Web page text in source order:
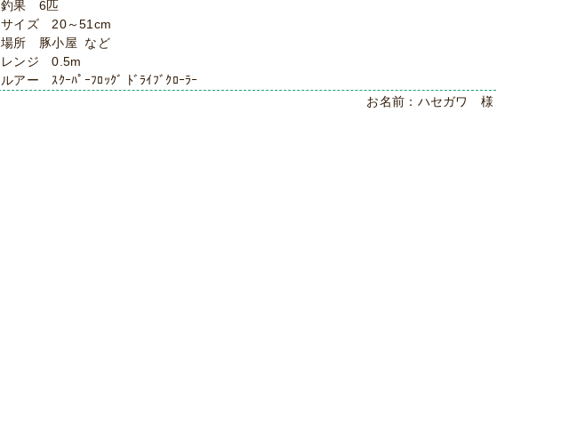
釣果 6匹
サイズ 20～51cm
場所 豚小屋 など
レンジ 0.5m
ルアー ｽｸｰﾊﾟｰﾌﾛｯｸﾞ ﾄﾞﾗｲﾌﾞｸﾛｰﾗｰ
お名前：ハセガワ 様